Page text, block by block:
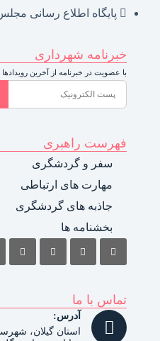
پایگاه اطلاع رسانی
خبرنامه شهرداری
با عضویت در خبرنامه از آخرین رویدادها
فهرست راهبری
سفر و گردشگری
مهارت های ارتباطی
جاذبه های گردشگری
بخشنامه ها
تماس با ما
آدرس:
استان گیلان،